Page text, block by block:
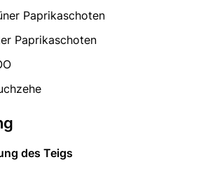
Paprikaschoten
Paprikaschoten
des Teigs